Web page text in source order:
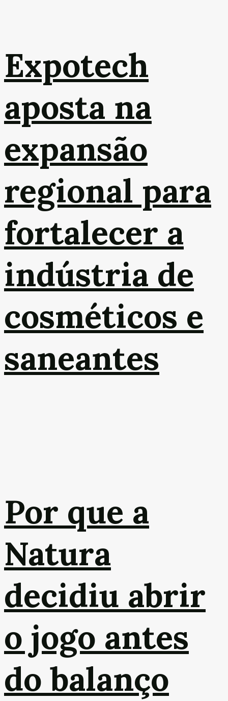
Expotech
aposta na
expansão
regional para
fortalecer a
indústria de
cosméticos e
saneantes
Por que a
Natura
decidiu abrir
o jogo antes
do balanço